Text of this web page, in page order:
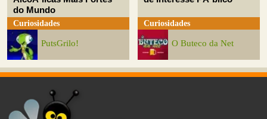
do Mundo
Curiosidades
PutsGrilo!
Curiosidades
O Buteco da Net